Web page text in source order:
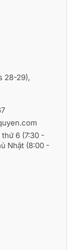
28-29),
6 (7:30 -
Nhật (8:00 -